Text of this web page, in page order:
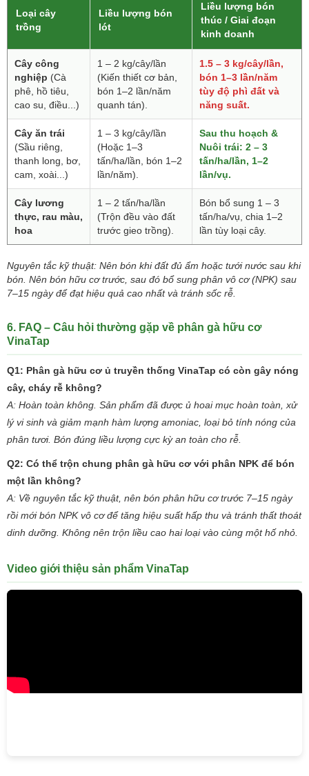
Loại cây
trồng
Liều lượng bón
lót
Liều lượng bón
thúc / Giai đoạn
kinh doanh
Cây công
nghiệp (Cà
phê, hồ tiêu,
cao su, điều...)
1 – 2 kg/cây/lần
(Kiến thiết cơ bản,
bón 1–2 lần/năm
quanh tán).
1.5 – 3 kg/cây/lần,
bón 1–3 lần/năm
tùy độ phì đất và
năng suất.
Cây ăn trái
(Sầu riêng,
thanh long, bơ,
cam, xoài...)
1 – 3 kg/cây/lần
(Hoặc 1–3
tấn/ha/lần, bón 1–2
lần/năm).
Sau thu hoạch &
Nuôi trái: 2 – 3
tấn/ha/lần, 1–2
lần/vụ.
Cây lương
thực, rau màu,
hoa
1 – 2 tấn/ha/lần
(Trộn đều vào đất
trước gieo trồng).
Bón bổ sung 1 – 3
tấn/ha/vụ, chia 1–2
lần tùy loại cây.
Nguyên tắc kỹ thuật: Nên bón khi đất đủ ẩm hoặc tưới nước sau khi
bón. Nên bón hữu cơ trước, sau đó bổ sung phân vô cơ (NPK) sau
7–15 ngày để đạt hiệu quả cao nhất và tránh sốc rễ.
6. FAQ – Câu hỏi thường gặp về phân gà hữu cơ
VinaTap
Q1: Phân gà hữu cơ ủ truyền thống VinaTap có còn gây nóng
cây, cháy rễ không?
A: Hoàn toàn không. Sản phẩm đã được ủ hoai mục hoàn toàn, xử
lý vi sinh và giảm mạnh hàm lượng amoniac, loại bỏ tính nóng của
phân tươi. Bón đúng liều lượng cực kỳ an toàn cho rễ.
Q2: Có thể trộn chung phân gà hữu cơ với phân NPK để bón
một lần không?
A: Về nguyên tắc kỹ thuật, nên bón phân hữu cơ trước 7–15 ngày
rồi mới bón NPK vô cơ để tăng hiệu suất hấp thu và tránh thất thoát
dinh dưỡng. Không nên trộn liều cao hai loại vào cùng một hố nhỏ.
Video giới thiệu sản phẩm VinaTap